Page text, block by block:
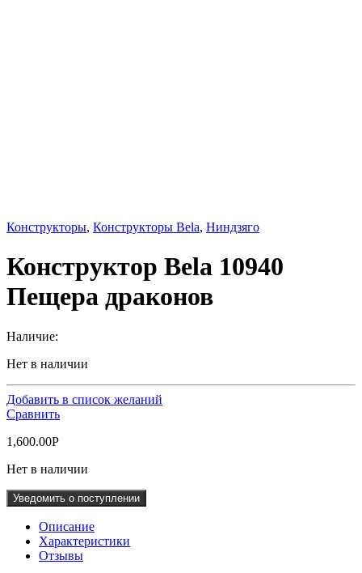
Конструкторы, Конструкторы Bela, Ниндзяго
Конструктор Bela 10940
Пещера драконов
Наличие:
Нет в наличии
Добавить в список желаний
Сравнить
1,600.00Р
Нет в наличии
Уведомить о поступлении
Описание
Характеристики
Отзывы